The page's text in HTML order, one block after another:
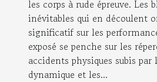
les corps à rude épreuve. Les
inévitables qui en découlent
significatif sur les
exposé se penche sur les
accidents physiques subis par
dynamique et les...